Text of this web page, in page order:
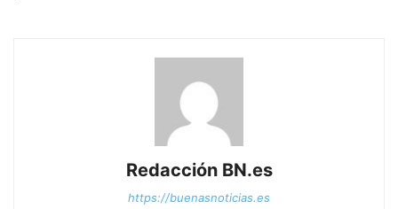
Redacción BN.es
https://buenasnoticias.es